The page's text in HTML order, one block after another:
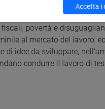
dell'Economia Pubblica,
povertà e
al mercato del lavoro;
di idee da sviluppare,
condurre il lavoro di
Accetta i